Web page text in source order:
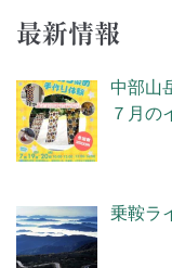
最新情報
中部山
７月の
乗鞍ラ